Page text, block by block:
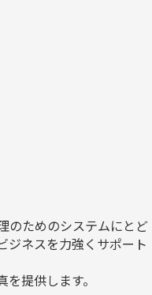
のためのシステムにとど
ジネスを力強くサポート
提供します。